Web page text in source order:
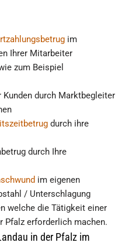
im
Ihrer Mitarbeiter
zum Beispiel
durch Marktbegleiter
durch ihre
durch Ihre
im eigenen
/ Unterschlagung
welche die Tätigkeit einer
Pfalz erforderlich machen.
in der Pfalz im